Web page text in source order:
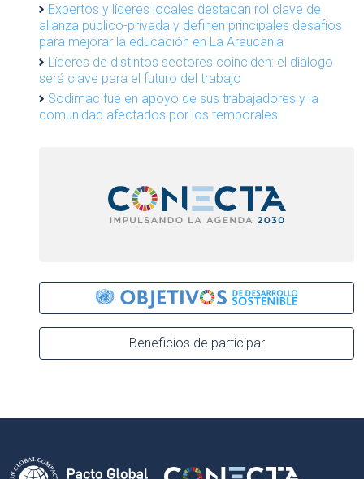
Expertos y líderes locales destacan rol clave de
alianza público-privada y definen principales desafíos
para mejorar la educación en La Araucanía
Líderes de distintos sectores coinciden: el diálogo
será clave para el futuro del trabajo
Sodimac fue en apoyo de sus trabajadores y la
comunidad afectados por los temporales
Beneficios de participar